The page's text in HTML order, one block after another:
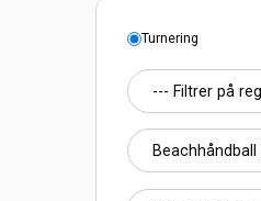
Turnering